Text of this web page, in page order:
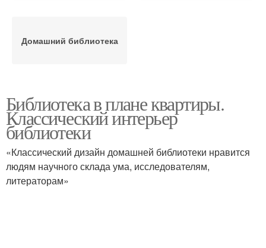
Домашний библиотека
Библиотека в плане квартиры.
Классический интерьер
библиотеки
«Классический дизайн домашней библиотеки нравится
людям научного склада ума, исследователям,
литераторам»